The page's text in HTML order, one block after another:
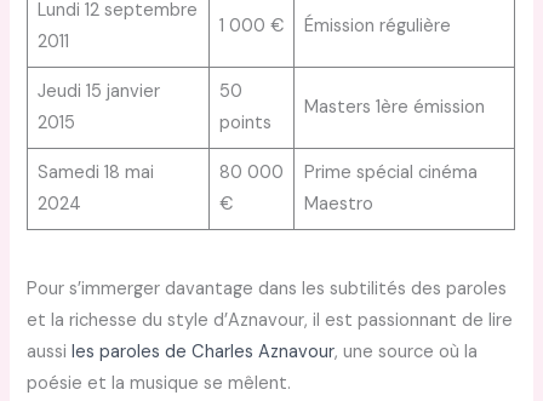
Lundi 12 septembre
2011
1 000 € Émission régulière
Jeudi 15 janvier
2015
50
points
Masters 1ère émission
Samedi 18 mai
2024
80 000
€
Prime spécial cinéma
Maestro
Pour s’immerger davantage dans les subtilités des paroles
et la richesse du style d’Aznavour, il est passionnant de lire
aussiles paroles de Charles Aznavour, une source où la
poésie et la musique se mêlent.